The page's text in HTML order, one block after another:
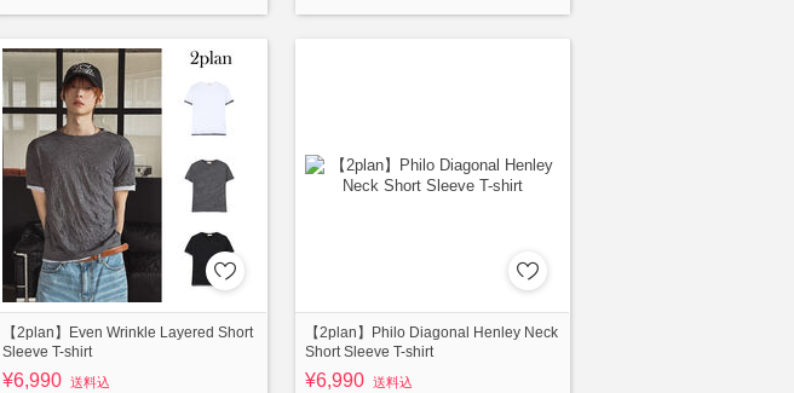
【2plan】Even Wrinkle Layered Short
Sleeve T-shirt
¥6,990 送料込
【2plan】Philo Diagonal Henley Neck
Short Sleeve T-shirt
¥6,990 送料込